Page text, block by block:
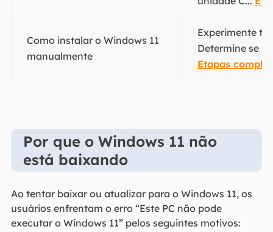
Como instalar o Windows 11
manualmente
Experimente
Determine se
Etapas
Por que o Windows 11 não
está baixando
Ao tentar baixar ou atualizar para o Windows 11, os
usuários enfrentam o erro “Este PC não pode
executar o Windows 11” pelos seguintes motivos: